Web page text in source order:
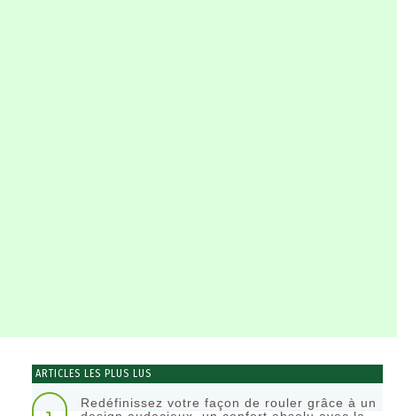
ARTICLES LES PLUS LUS
Redéfinissez votre façon de rouler grâce à un